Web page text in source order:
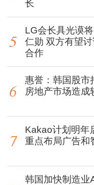
长
LG会长具光谟
仁勋 双方有望
合作
惠誉：韩国股市
房地产市场造成
Kakao计划明年
重点布局广告和
韩国加快制造业